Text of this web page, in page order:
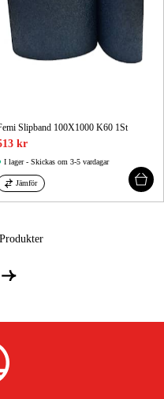
Slipband 100X1000 K60 1St
kr
I lager - Skickas om 3-5 vardagar
Jämför
Produkter